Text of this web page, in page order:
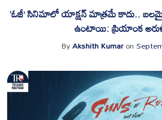
‘ఓజీ’ సినిమాలో యాక్షన్ మాత్రమే కాదు..
ఉంటాయి: ప్రియాంక
ByAkshith Kumaron